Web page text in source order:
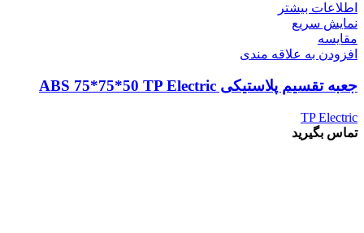
اطلاعات بیشتر
نمایش سریع
مقايسه
افزودن به علاقه مندی
جعبه تقسیم پلاستیکی ABS 75*75*50 TP Electric
TP Electric
تماس بگیرید